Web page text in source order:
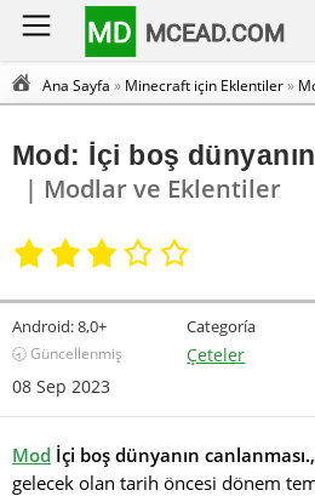
MD MCEAD.COM
Ana Sayfa » Minecraft için Eklentiler»
Mod: İçi boş
| Modlar ve Eklentiler
Android:8,0+
🕣 Güncellenmiş
08 Sep 2023
Categoría
Çeteler
Mod İçi boş dünyanın canlanması.,
gelecek olan tarih öncesi dönem